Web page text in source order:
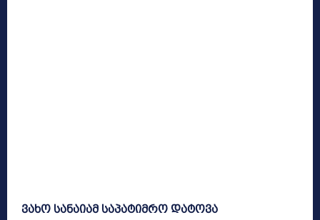
ვახო სანაიამ საპატიმრო დატოვა